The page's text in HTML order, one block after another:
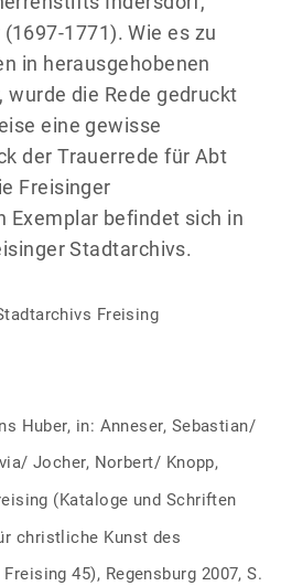
1771). Wie es zu
in herausgehobenen
wurde die Rede gedruckt
eine gewisse
der Trauerrede für Abt
Freisinger
Exemplar befindet sich in
Stadtarchivs.
Freising
Huber, in: Anneser, Sebastian/
Jocher, Norbert/ Knopp,
(Kataloge und Schriften
christliche Kunst des
45), Regensburg 2007, S.